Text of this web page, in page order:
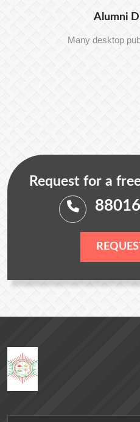
Alumni
Many desktop
Request for a